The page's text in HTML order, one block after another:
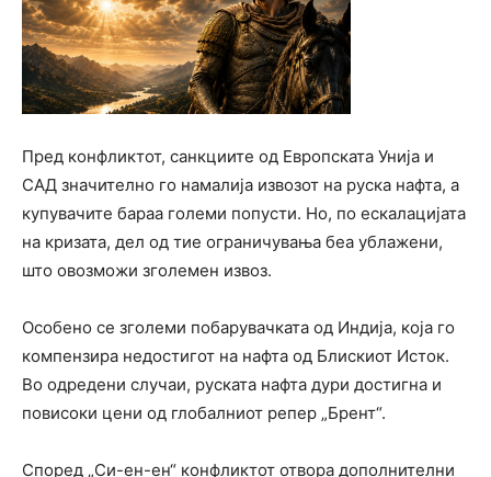
Пред конфликтот, санкциите од Европската Унија и
САД значително го намалија извозот на руска нафта, а
купувачите бараа големи попусти. Но, по ескалацијата
на кризата, дел од тие ограничувања беа ублажени,
што овозможи зголемен извоз.
Особено се зголеми побарувачката од Индија, која го
компензира недостигот на нафта од Блискиот Исток.
Во одредени случаи, руската нафта дури достигна и
повисоки цени од глобалниот репер „Брент“.
Според „Си-ен-ен“ конфликтот отвора дополнителни